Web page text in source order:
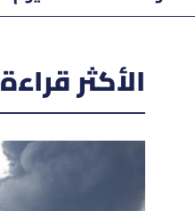
الأكثر قراءة